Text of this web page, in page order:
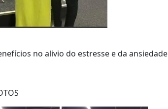
no alivio do estresse e da ansiedade